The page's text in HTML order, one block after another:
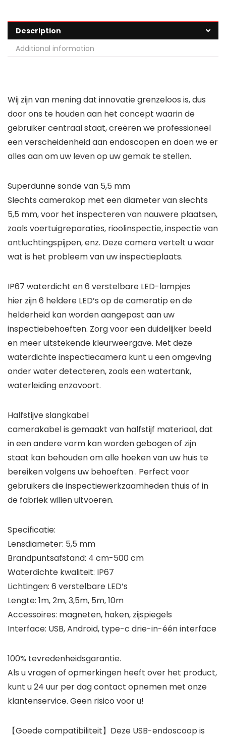
Description
Additional information
Wij zijn van mening dat innovatie grenzeloos is, dus
door ons te houden aan het concept waarin de
gebruiker centraal staat, creëren we professioneel
een verscheidenheid aan endoscopen en doen we er
alles aan om uw leven op uw gemak te stellen.
Superdunne sonde van 5,5 mm
Slechts camerakop met een diameter van slechts
5,5 mm, voor het inspecteren van nauwere plaatsen,
zoals voertuigreparaties, rioolinspectie, inspectie van
ontluchtingspijpen, enz. Deze camera vertelt u waar
wat is het probleem van uw inspectieplaats.
IP67 waterdicht en 6 verstelbare LED-lampjes
hier zijn 6 heldere LED’s op de cameratip en de
helderheid kan worden aangepast aan uw
inspectiebehoeften. Zorg voor een duidelijker beeld
en meer uitstekende kleurweergave. Met deze
waterdichte inspectiecamera kunt u een omgeving
onder water detecteren, zoals een watertank,
waterleiding enzovoort.
Halfstijve slangkabel
camerakabel is gemaakt van halfstijf materiaal, dat
in een andere vorm kan worden gebogen of zijn
staat kan behouden om alle hoeken van uw huis te
bereiken volgens uw behoeften . Perfect voor
gebruikers die inspectiewerkzaamheden thuis of in
de fabriek willen uitvoeren.
Specificatie:
Lensdiameter: 5,5 mm
Brandpuntsafstand: 4 cm-500 cm
Waterdichte kwaliteit: IP67
Lichtingen: 6 verstelbare LED’s
Lengte: 1m, 2m, 3,5m, 5m, 10m
Accessoires: magneten, haken, zijspiegels
Interface: USB, Android, type-c drie-in-één interface
100% tevredenheidsgarantie.
Als u vragen of opmerkingen heeft over het product,
kunt u 24 uur per dag contact opnemen met onze
klantenservice. Geen risico voor u!
【Goede compatibiliteit】Deze USB-endoscoop is